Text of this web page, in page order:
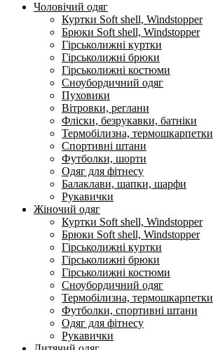
Чоловічий одяг
Куртки Soft shell, Windstopper
Брюки Soft shell, Windstopper
Гірськолижні куртки
Гірськолижні брюки
Гірськолижні костюми
Сноубордичний одяг
Пуховики
Вітровки, реглани
Фліски, безрукавки, батніки
Термобілизна, термошкарпетки
Спортивні штани
Футболки, шорти
Одяг для фітнесу
Балаклави, шапки, шарфи
Рукавички
Жіночий одяг
Куртки Soft shell, Windstopper
Брюки Soft shell, Windstopper
Гірськолижні куртки
Гірськолижні брюки
Гірськолижні костюми
Сноубордичний одяг
Термобілизна, термошкарпетки
Футболки, спортивні штани
Одяг для фітнесу
Рукавички